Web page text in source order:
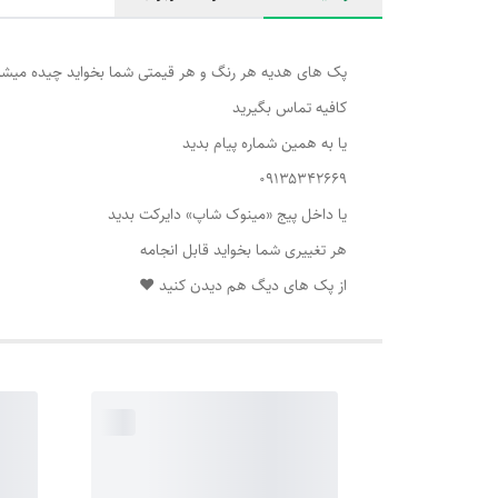
پک های هدیه هر رنگ و هر قیمتی شما بخواید چیده
کافیه تماس بگیرید
یا به همین شماره پیام بدید
۰۹۱۳۵۳۴۲۶۶۹
یا داخل پیج «مینوک شاپ» دایرکت بدید
هر تغییری شما بخواید قابل انجامه
از پک های دیگ هم دیدن کنید ❤️